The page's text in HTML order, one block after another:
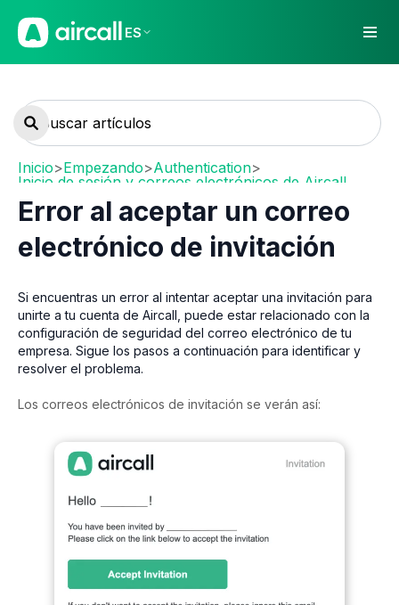
ES
Inicio>Empezando>Authentication>
Inicio de sesión y correos electrónicos de Aircall
Error al aceptar un correo
electrónico de invitación
Si encuentras un error al intentar aceptar una invitación para
unirte a tu cuenta de Aircall, puede estar relacionado con la
configuración de seguridad del correo electrónico de tu
empresa. Sigue los pasos a continuación para identificar y
resolver el problema.
Los correos electrónicos de invitación se verán así: